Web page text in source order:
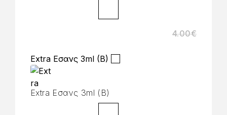
4.00€
Extra Εσανς 3ml (B)
Extra Εσανς 3ml (B)